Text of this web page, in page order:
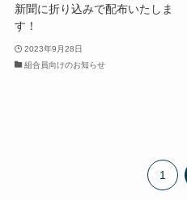
新聞に折り込みで配布いたしま
す！
2023年9月28日
組合員向けのお知らせ
1